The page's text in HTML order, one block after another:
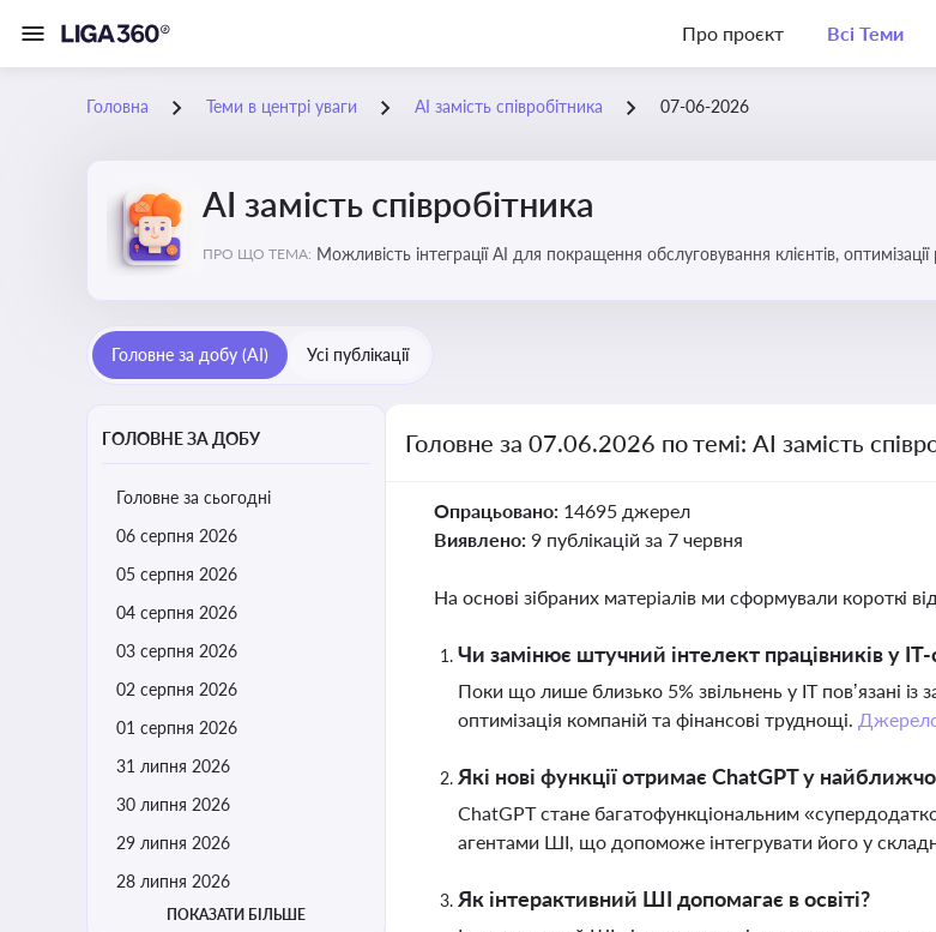
Про проєкт Всі Теми
Головна Теми в центрі уваги АІ замість співробітника 07-06-2026
АІ замість співробітника
ПРО ЩО ТЕМА: Можливість інтеграції АІ для покращення обслуговування клієнтів,
Головне за добу (AI) Усі публікації
ГОЛОВНЕ ЗА ДОБУ
Головне за сьогодні
06 серпня 2026
05 серпня 2026
04 серпня 2026
03 серпня 2026
02 серпня 2026
01 серпня 2026
31 липня 2026
30 липня 2026
29 липня 2026
28 липня 2026
ПОКАЗАТИ БІЛЬШЕ
Головне за 07.06.2026 по темі: АІ замість
Опрацьовано: 14695 джерел
Виявлено: 9 публікацій за 7 червня
На основі зібраних матеріалів ми сформували короткі
Чи замінює штучний інтелект працівників у IT-
Поки що лише близько 5% звільнень у IT пов’язані
оптимізація компаній та фінансові труднощі.
Які нові функції отримає ChatGPT у
ChatGPT стане багатофункціональним
агентами ШІ, що допоможе інтегрувати його у
Як інтерактивний ШІ допомагає в освіті?